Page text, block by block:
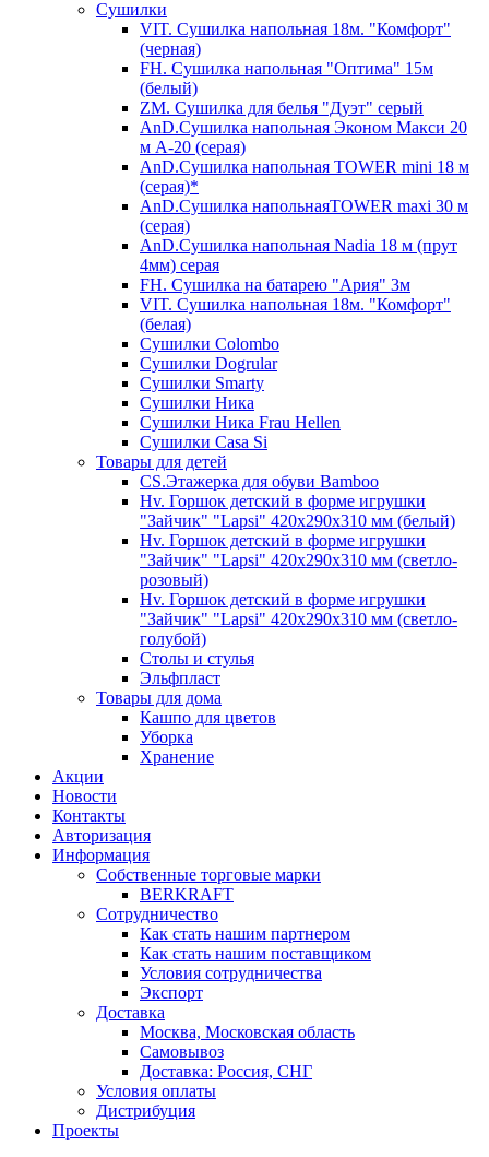
Сушилки
VIT. Сушилка напольная 18м. "Комфорт"
(черная)
FH. Сушилка напольная "Оптима" 15м
(белый)
ZM. Сушилка для белья "Дуэт" серый
AnD.Сушилка напольная Эконом Макси 20
м А-20 (серая)
AnD.Сушилка напольная TOWER mini 18 м
(серая)*
AnD.Сушилка напольнаяTOWER maxi 30 м
(серая)
AnD.Сушилка напольная Nadia 18 м (прут
4мм) серая
FH. Сушилка на батарею "Ария" 3м
VIT. Сушилка напольная 18м. "Комфорт"
(белая)
Cушилки Colombo
Сушилки Dogrular
Сушилки Smarty
Сушилки Ника
Сушилки Ника Frau Hellen
Сушилки Сasa Si
Товары для детей
CS.Этажерка для обуви Bamboo
Hv. Горшок детский в форме игрушки
"Зайчик" "Lapsi" 420х290х310 мм (белый)
Hv. Горшок детский в форме игрушки
"Зайчик" "Lapsi" 420х290х310 мм (светло-
розовый)
Hv. Горшок детский в форме игрушки
"Зайчик" "Lapsi" 420х290х310 мм (светло-
голубой)
Столы и стулья
Эльфпласт
Товары для дома
Кашпо для цветов
Уборка
Хранение
Акции
Новости
Контакты
Авторизация
Информация
Собственные торговые марки
BERKRAFT
Сотрудничество
Как стать нашим партнером
Как стать нашим поставщиком
Условия сотрудничества
Экспорт
Доставка
Москва, Московская область
Самовывоз
Доставка: Россия, СНГ
Условия оплаты
Дистрибуция
Проекты